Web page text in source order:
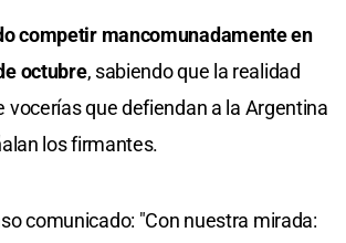
competir mancomunadamente en
octubre, sabiendo que la realidad
vocerías que defiendan a la Argentina
los firmantes.
comunicado: "Con nuestra mirada: